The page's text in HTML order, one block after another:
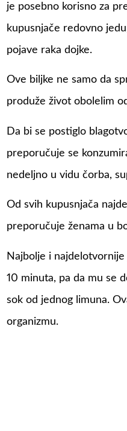
je posebno korisno za
kupusnjače redovno
pojave raka dojke.
Ove biljke ne samo da
produže život obolelim
Da bi se postiglo
preporučuje se
nedeljno u vidu čorba,
Od svih kupusnjača
preporučuje ženama u
Najbolje i
10 minuta, pa da mu se
sok od jednog limuna.
organizmu.